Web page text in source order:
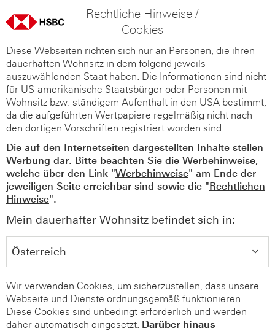
Rechtliche Hinweise /
Cookies
Diese Webseiten richten sich nur an Personen, die ihren
dauerhaften Wohnsitz in dem folgend jeweils
auszuwählenden Staat haben. Die Informationen sind nicht
für US-amerikanische Staatsbürger oder Personen mit
Wohnsitz bzw. ständigem Aufenthalt in den USA bestimmt,
da die aufgeführten Wertpapiere regelmäßig nicht nach
den dortigen Vorschriften registriert worden sind.
Die auf den Internetseiten dargestellten Inhalte stellen
Werbung dar. Bitte beachten Sie die Werbehinweise,
welche über den Link "Werbehinweise" am Ende der
jeweiligen Seite erreichbar sind sowie die "Rechtlichen
Hinweise".
Mein dauerhafter Wohnsitz befindet sich in:
Wir verwenden Cookies, um sicherzustellen, dass unsere
Webseite und Dienste ordnungsgemäß funktionieren.
Diese Cookies sind unbedingt erforderlich und werden
daher automatisch eingesetzt. Darüber hinaus